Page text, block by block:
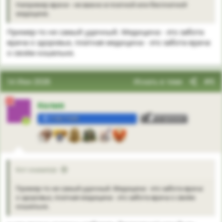
Например врачи - не важно в платной или бесплатной
медицине.
Пример-то не самый удачный. Медицина - это забота
врача о здоровье, платная медицина - это забота врача
о своём кошельке.
14 Июн 2026 Искать в теме #6
Келия
3
Кот сказал(а):
Пример-то не самый удачный. Медицина - это забота врача
о здоровье, платная медицина - это забота врача о своём
кошельке.